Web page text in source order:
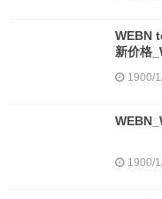
WEBN
新价格
1900/
1900/